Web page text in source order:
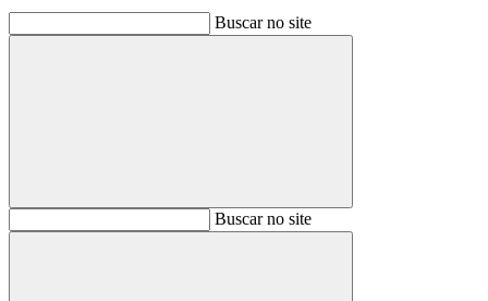
Buscar no site
BuscarBuscar no site